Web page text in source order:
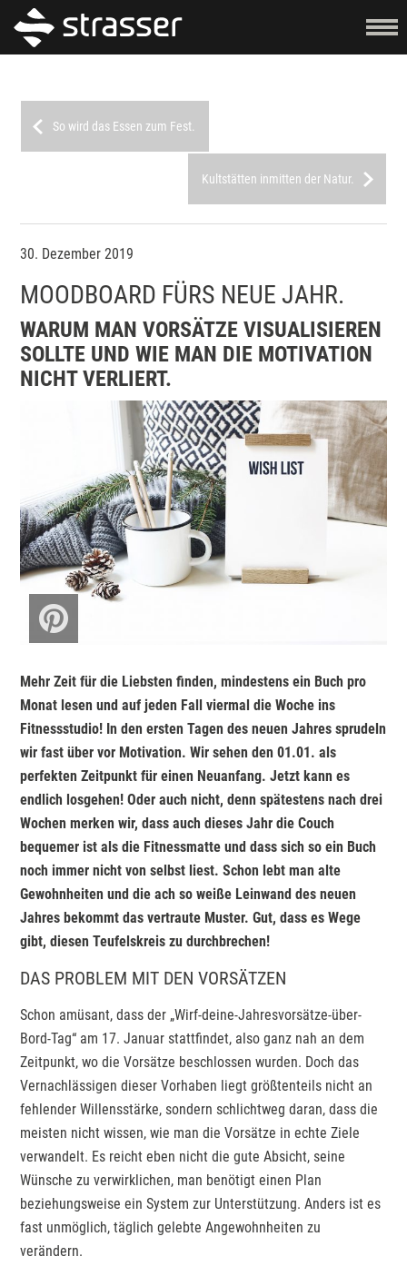
So wird das Essen zum Fest.
Kultstätten inmitten der Natur.
30. Dezember 2019
MOODBOARD FÜRS NEUE JAHR.
WARUM MAN VORSÄTZE VISUALISIEREN
SOLLTE UND WIE MAN DIE MOTIVATION
NICHT VERLIERT.
Mehr Zeit für die Liebsten finden, mindestens ein Buch pro
Monat lesen und auf jeden Fall viermal die Woche ins
Fitnessstudio! In den ersten Tagen des neuen Jahres sprudeln
wir fast über vor Motivation. Wir sehen den 01.01. als
perfekten Zeitpunkt für einen Neuanfang. Jetzt kann es
endlich losgehen! Oder auch nicht, denn spätestens nach drei
Wochen merken wir, dass auch dieses Jahr die Couch
bequemer ist als die Fitnessmatte und dass sich so ein Buch
noch immer nicht von selbst liest. Schon lebt man alte
Gewohnheiten und die ach so weiße Leinwand des neuen
Jahres bekommt das vertraute Muster. Gut, dass es Wege
gibt, diesen Teufelskreis zu durchbrechen!
DAS PROBLEM MIT DEN VORSÄTZEN
Schon amüsant, dass der „Wirf-deine-Jahresvorsätze-über-
Bord-Tag“ am 17. Januar stattfindet, also ganz nah an dem
Zeitpunkt, wo die Vorsätze beschlossen wurden. Doch das
Vernachlässigen dieser Vorhaben liegt größtenteils nicht an
fehlender Willensstärke, sondern schlichtweg daran, dass die
meisten nicht wissen, wie man die Vorsätze in echte Ziele
verwandelt. Es reicht eben nicht die gute Absicht, seine
Wünsche zu verwirklichen, man benötigt einen Plan
beziehungsweise ein System zur Unterstützung. Anders ist es
fast unmöglich, täglich gelebte Angewohnheiten zu
verändern.